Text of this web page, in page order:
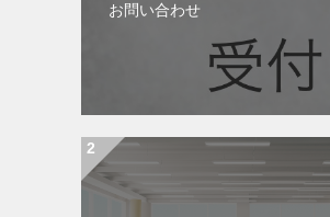
お問い合わせ